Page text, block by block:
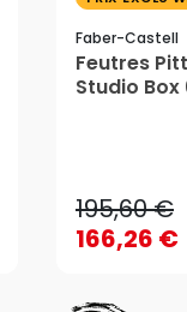
Faber-Castell
Feutres
Studio
195,60 €
166,26 €